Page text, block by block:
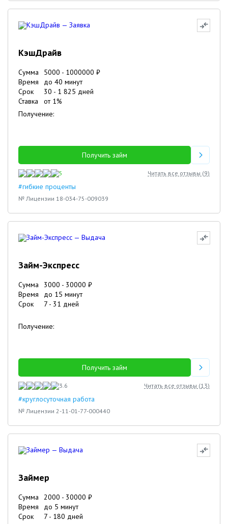
КэшДрайв
Сумма 5000 - 1000000 ₽
Время
до 40 минут
Срок
30 - 1 825 дней
Ставка
от 1%
Получение:
Получить займ
5 Читать все отзывы (9)
#гибкие проценты
№ Лицензии 18-034-75-009039
Займ-Экспресс
Сумма 3000 - 30000 ₽
Время
до 15 минут
Срок
7 - 31 дней
Получение:
Получить займ
3.6 Читать все отзывы (13)
#круглосуточная работа
№ Лицензии 2-11-01-77-000440
Займер
Сумма 2000 - 30000 ₽
Время
до 5 минут
Срок
7 - 180 дней